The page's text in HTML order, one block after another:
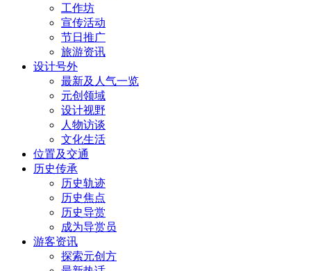
工作坊
宣传活动
节日推广
旅游资讯
设计号外
最新及人气一览
元创领域
设计视野
人物访谈
文化生活
位置及交通
历史传承
历史轨迹
历史焦点
历史导赏
成为导赏员
游客资讯
探索元创方